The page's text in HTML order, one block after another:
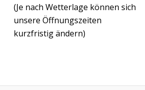
(Je nach Wetterlage können sich
unsere Öffnungszeiten
kurzfristig ändern)